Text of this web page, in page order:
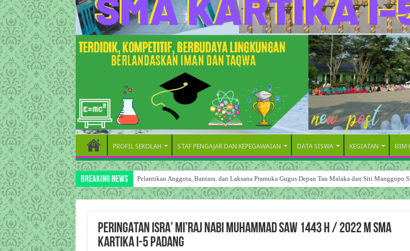
PROFIL SEKOLAH STAF PENGAJAR DAN KEPEGAWAIAN DATA SISWA KEGIATAN BIM
Breaking News Pelantikan Anggota, Bantara, dan Laksana Pramuka Gugus Depan Tan Malaka dan Siti Manggopo
PERINGATAN ISRA’ MI’RAJ NABI MUHAMMAD SAW 1443 H / 2022 M SMA
KARTIKA I-5 PADANG